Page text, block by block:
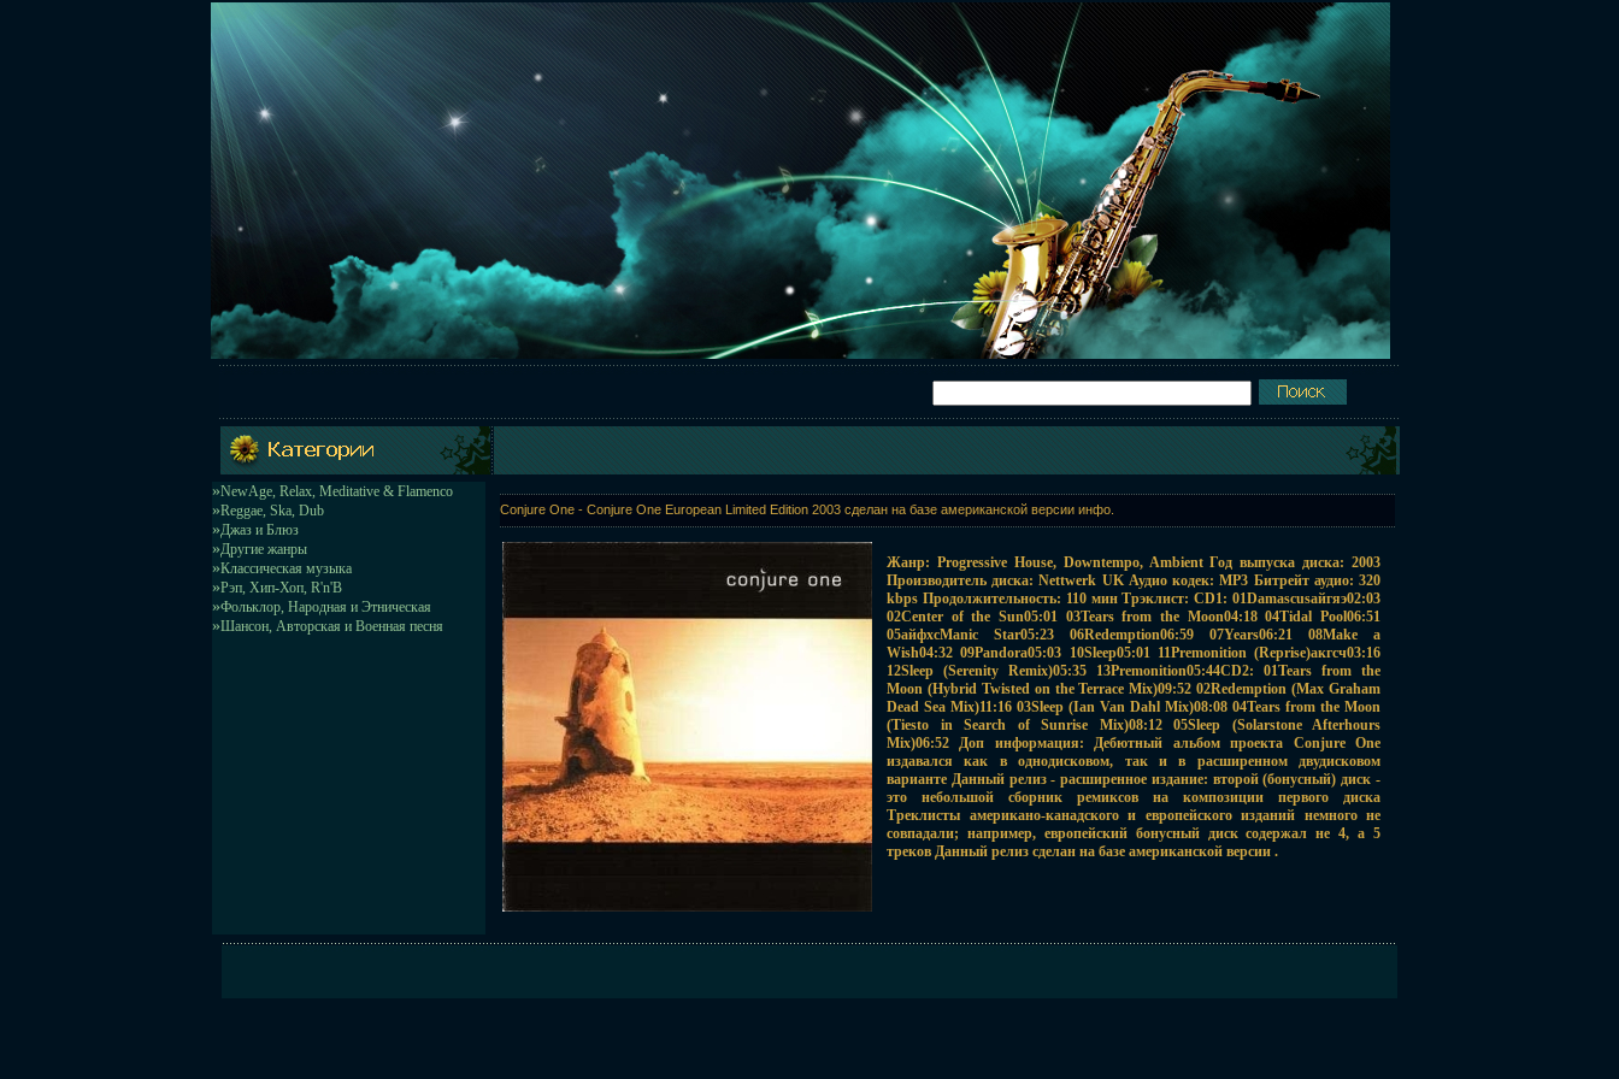
»NewAge, Relax, Meditative & Flamenco
»Reggae, Ska, Dub
»Джаз и Блюз
»Другие жанры
»Классическая музыка
»Рэп, Хип-Хоп, R'n'B
»Фольклор, Народная и Этническая
»Шансон, Авторская и Военная песня
Conjure One - Conjure One European Limited Edition 2003 сделан на базе американской версии инфо.
Жанр: Progressive House, Downtempo, Ambient Год выпуска диска: 2003
Производитель диска: Nettwerk UK Аудио кодек: MP3 Битрейт аудио: 320
kbps Продолжительность: 110 мин Трэклист: CD1: 01Damascusайгяэ02:03
02Center of the Sun05:01 03Tears from the Moon04:18 04Tidal Pool06:51
05айфхсManic Star05:23 06Redemption06:59 07Years06:21 08Make a
Wish04:32 09Pandora05:03 10Sleep05:01 11Premonition (Reprise)акгсч03:16
12Sleep (Serenity Remix)05:35 13Premonition05:44CD2: 01Tears from the
Moon (Hybrid Twisted on the Terrace Mix)09:52 02Redemption (Max Graham
Dead Sea Mix)11:16 03Sleep (Ian Van Dahl Mix)08:08 04Tears from the Moon
(Tiesto in Search of Sunrise Mix)08:12 05Sleep (Solarstone Afterhours
Mix)06:52 Доп информация: Дебютный альбом проекта Conjure One
издавался как в однодисковом, так и в расширенном двудисковом
варианте Данный релиз - расширенное издание: второй (бонусный) диск -
это небольшой сборник ремиксов на композиции первого диска
Треклисты американо-канадского и европейского изданий немного не
совпадали; например, европейский бонусный диск содержал не 4, а 5
треков Данный релиз сделан на базе американской версии .